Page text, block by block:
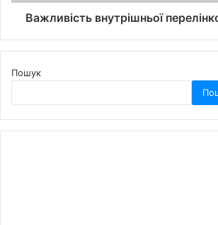
Важливість внутрішньої
Пошук